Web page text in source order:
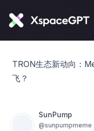
TRON生态新动向：
飞？
SunPump
@sunpumpmeme